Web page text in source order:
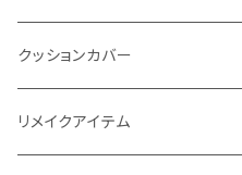
クッションカバー
リメイクアイテム